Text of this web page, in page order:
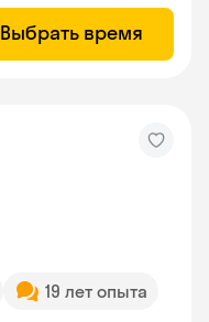
Выбрать время
19 лет опыта